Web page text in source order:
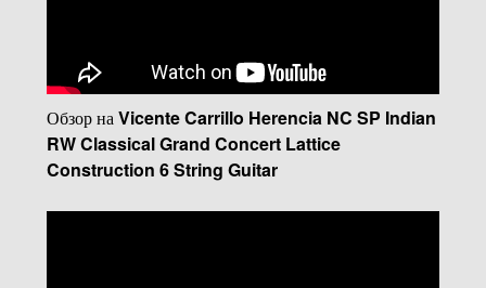
Обзор наVicente Carrillo Herencia NC SP Indian
RW Classical Grand Concert Lattice
Construction 6 String Guitar